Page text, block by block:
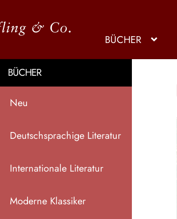
BÜCHER
BÜCHER
Neu
Deutschsprachige Literatur
Internationale Literatur
Moderne Klassiker